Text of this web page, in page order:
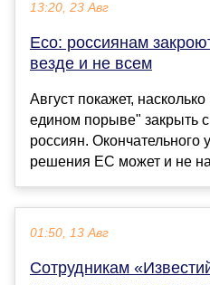
13:20, 23 Авг
Eco: россиянам
везде и не всем
Август покажет,
едином порыве" закрыть
россиян. Окончательного
решения ЕС может и не
01:50, 13 Авг
Сотрудникам